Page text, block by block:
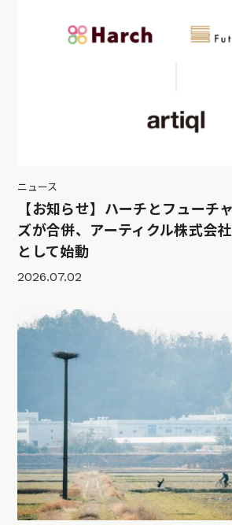
ニュース
【お知らせ】ハーチとフューチ
ズが合併、アーティクル株式会
として始動
2026.07.02